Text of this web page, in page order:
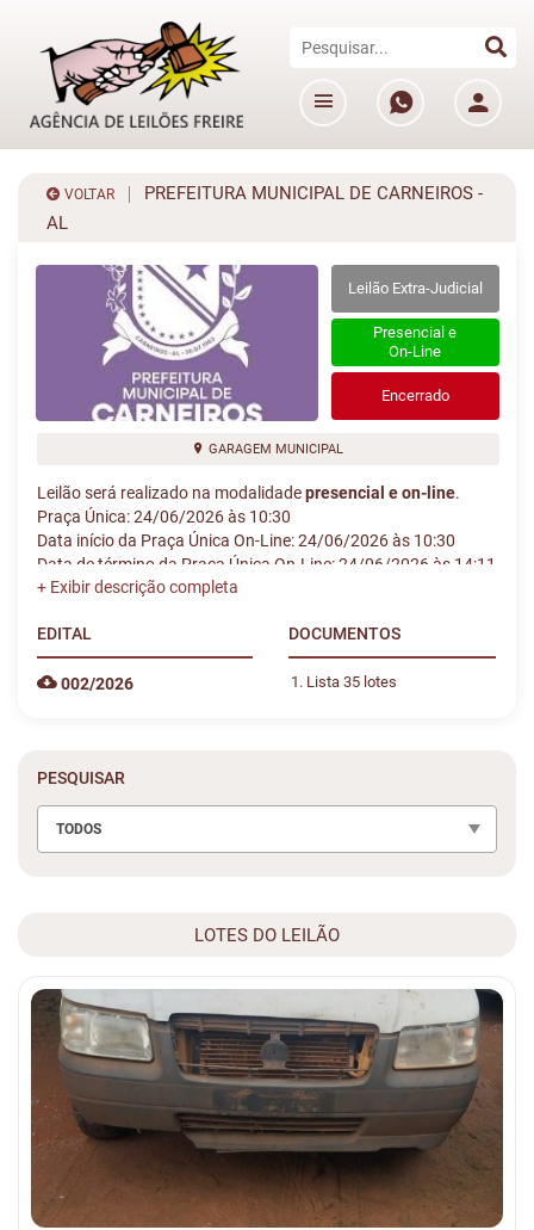
VOLTAR
PREFEITURA MUNICIPAL DE CARNEIROS -
AL
Leilão Extra-Judicial
Presencial e
On-Line
Encerrado
GARAGEM MUNICIPAL
Leilão será realizado na modalidadepresencial e on-line.
Praça Única: 24/06/2026 às 10:30
Data início da Praça Única On-Line: 24/06/2026 às 10:30
Data de término da Praça Única On-Line: 24/06/2026 às 14:11
EDITAL
002/2026
DOCUMENTOS
Lista 35 lotes
PESQUISAR
TODOS
LOTES DO LEILÃO